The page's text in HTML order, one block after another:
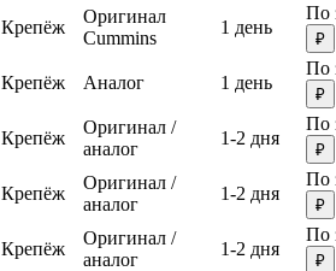
Крепёж
Оригинал
Cummins
1 день
По
₽
Крепёж Аналог 1 день
По
₽
Крепёж
Оригинал /
аналог
1-2 дня
По
₽
Крепёж
Оригинал /
аналог
1-2 дня
По
₽
Крепёж
Оригинал /
аналог
1-2 дня
По
₽